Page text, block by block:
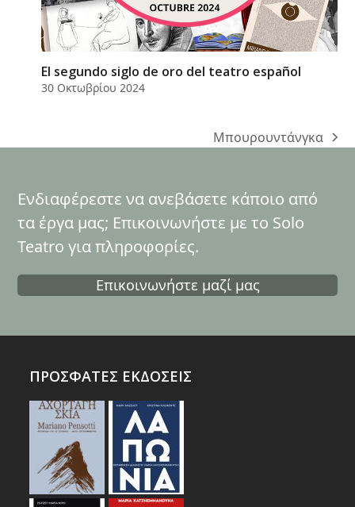
El segundo siglo de oro del teatro español
30 Οκτωβρίου 2024
next
Μπουρουντάνγκα
Ενδιαφέρεστε να ανεβάσετε κάποιο από
τα έργα μας; Επικοινωνήστε με το Solo
Teatro για πληροφορίες.
Επικοινωνήστε μαζί μας
ΠΡΟΣΦΑΤΕΣ ΕΚΔΟΣΕΙΣ